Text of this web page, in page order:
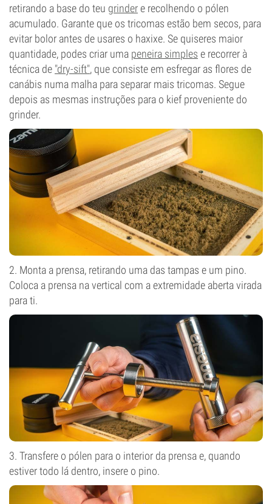
retirando a base do teu grindere recolhendo o pólen
acumulado. Garante que os tricomas estão bem secos, para
evitar bolor antes de usares o haxixe. Se quiseres maior
quantidade, podes criar uma peneira simples e recorrer à
técnica de "dry-sift", que consiste em esfregar as flores de
canábis numa malha para separar mais tricomas. Segue
depois as mesmas instruções para o kief proveniente do
grinder.
2. Monta a prensa, retirando uma das tampas e um pino.
Coloca a prensa na vertical com a extremidade aberta virada
para ti.
3. Transfere o pólen para o interior da prensa e, quando
estiver todo lá dentro, insere o pino.